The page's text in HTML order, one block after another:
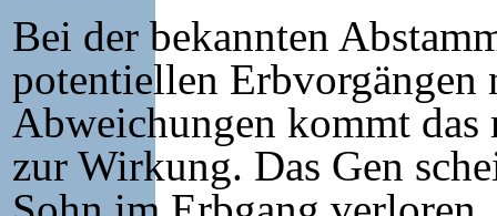
Bei der bekannten
potentiellen Erbvorgängen
Abweichungen kommt
zur Wirkung. Das Gen